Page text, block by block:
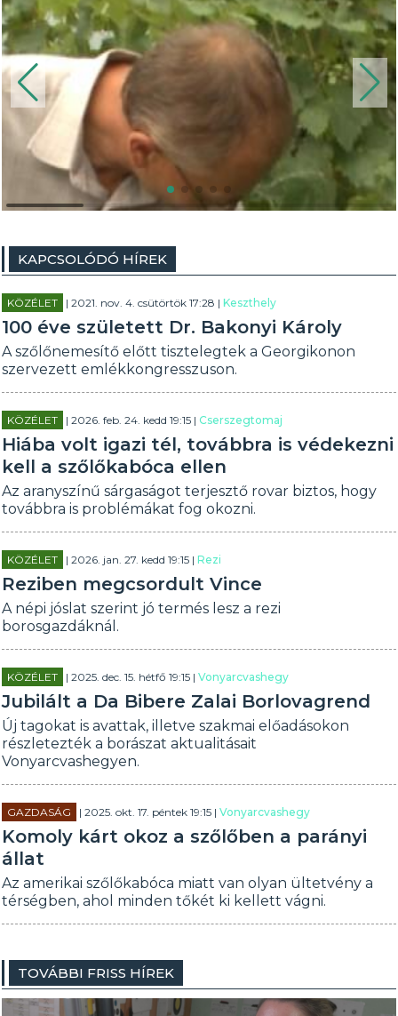
KAPCSOLÓDÓ HÍREK
KÖZÉLET | 2021. nov. 4. csütörtök 17:28 |Keszthely
100 éve született Dr. Bakonyi Károly
A szőlőnemesítő előtt tisztelegtek a Georgikonon
szervezett emlékkongresszuson.
KÖZÉLET | 2026. feb. 24. kedd 19:15 |Cserszegtomaj
Hiába volt igazi tél, továbbra is védekezni
kell a szőlőkabóca ellen
Az aranyszínű sárgaságot terjesztő rovar biztos, hogy
továbbra is problémákat fog okozni.
KÖZÉLET | 2026. jan. 27. kedd 19:15 |Rezi
Reziben megcsordult Vince
A népi jóslat szerint jó termés lesz a rezi
borosgazdáknál.
KÖZÉLET | 2025. dec. 15. hétfő 19:15 |Vonyarcvashegy
Jubilált a Da Bibere Zalai Borlovagrend
Új tagokat is avattak, illetve szakmai előadásokon
részletezték a borászat aktualitásait
Vonyarcvashegyen.
GAZDASÁG | 2025. okt. 17. péntek 19:15 |Vonyarcvashegy
Komoly kárt okoz a szőlőben a parányi
állat
Az amerikai szőlőkabóca miatt van olyan ültetvény a
térségben, ahol minden tőkét ki kellett vágni.
TOVÁBBI FRISS HÍREK